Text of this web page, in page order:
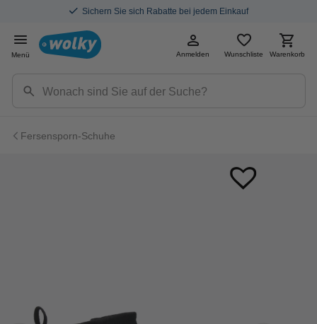
Sichern Sie sich Rabatte bei jedem Einkauf
Menü Anmelden Wunschliste Warenkorb
Fersensporn-Schuhe